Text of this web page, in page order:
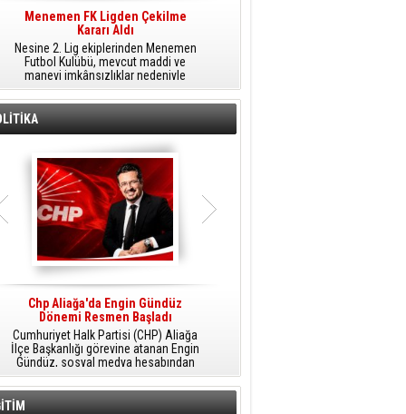
Menemen FK Ligden Çekilme
Kararı Aldı
Nesine 2. Lig ekiplerinden Menemen
Futbol Kulübü, mevcut maddi ve
manevi imkânsızlıklar nedeniyle
ligden çekilme kararı aldığını açıkladı.
Chp Aliağa'da Engin Gündüz
Dönemi Resmen Başladı
Cumhuriyet Halk Partisi (CHP) Aliağa
İlçe Başkanlığı görevine atanan Engin
Gündüz, sosyal medya hesabından
yaptığı açıklamayla yeni döneme
ilişkin mesajlar verdi.
partililerin ve teşkilat mensuplarının
katılımıyla Aliağa Belediyesi Meclis